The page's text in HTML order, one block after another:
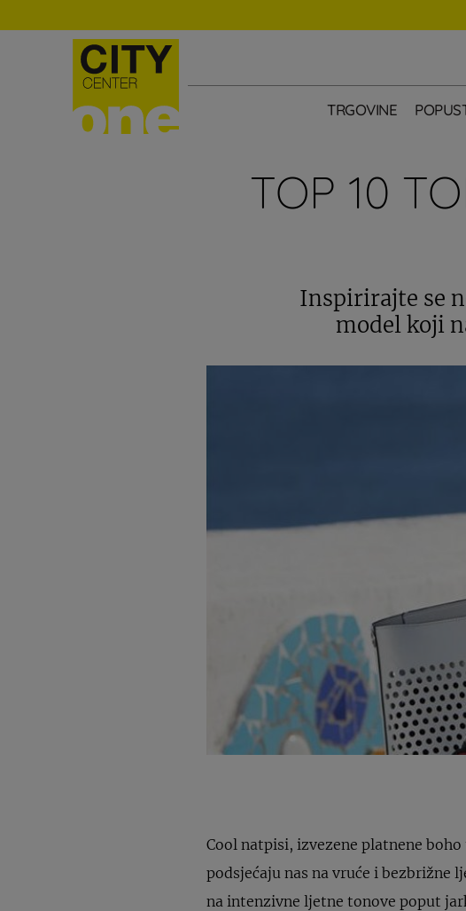
TRGOVINE
TOP 10
Inspirirajte se
model koji
Cool natpisi, izvezene platnene
podsjećaju nas na vruće i bezbrižne
na intenzivne ljetne tonove poput